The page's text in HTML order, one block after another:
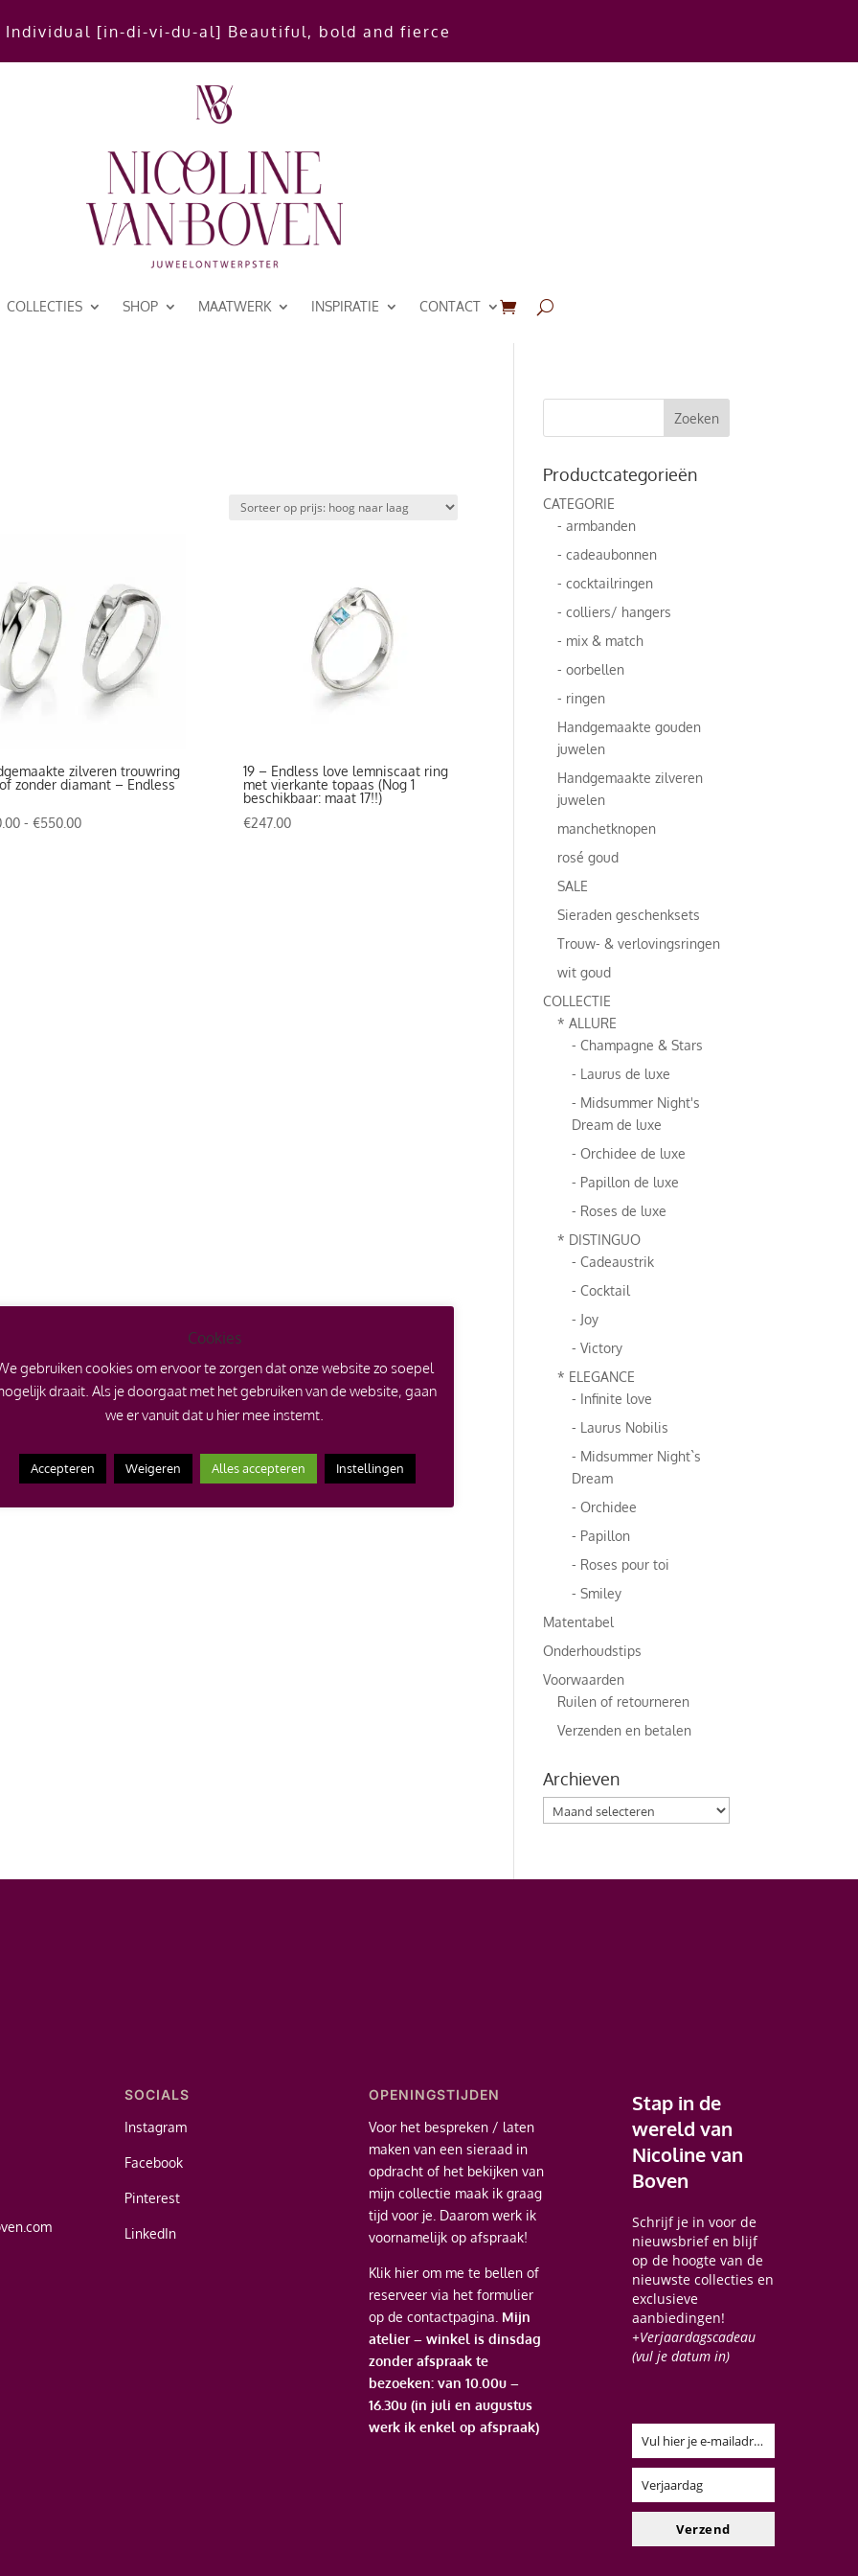
Individual [in-di-vi-du-al] Beautiful, bold and fierce
COLLECTIES SHOP MAATWERK INSPIRATIE CONTACT
zilveren trouwring
zonder diamant – Endless
- €550.00Prijsklasse:
19 – Endless love lemniscaat ring
met vierkante topaas (Nog 1
beschikbaar: maat 17!!)
€247.00
Productcategorieën
CATEGORIE
- armbanden
- cadeaubonnen
- cocktailringen
- colliers/ hangers
- mix & match
- oorbellen
- ringen
Handgemaakte gouden
juwelen
Handgemaakte zilveren
juwelen
manchetknopen
rosé goud
SALE
Sieraden geschenksets
Trouw- & verlovingsringen
wit goud
COLLECTIE
* ALLURE
- Champagne & Stars
- Laurus de luxe
- Midsummer Night's
Dream de luxe
- Orchidee de luxe
- Papillon de luxe
- Roses de luxe
* DISTINGUO
- Cadeaustrik
- Cocktail
- Joy
- Victory
* ELEGANCE
- Infinite love
- Laurus Nobilis
- Midsummer Night`s
Dream
- Orchidee
- Papillon
- Roses pour toi
- Smiley
Matentabel
Onderhoudstips
Voorwaarden
Ruilen of retourneren
Verzenden en betalen
Archieven
Archieven
SOCIALS
Instagram
Facebook
Pinterest
LinkedIn
OPENINGSTIJDEN
Voor het bespreken / laten
maken van een sieraad in
opdracht of het bekijken van
mijn collectie maak ik graag
tijd voor je. Daarom werk ik
voornamelijk op afspraak!
Klik hierom me te bellen of
reserveer via het formulier
op de contactpagina. Mijn
atelier – winkel is dinsdag
zonder afspraak te
bezoeken: van 10.00u –
16.30u (in juli en augustus
werk ik enkel op afspraak)
Stap in de
wereld van
Nicoline van
Boven
Schrijf je in voor de
nieuwsbrief en blijf
op de hoogte van de
nieuwste collecties en
exclusieve
aanbiedingen!
+Verjaardagscadeau
(vul je datum in)
Email
Vul hier je e-mailadres in
Verjaardag
Verjaardag
Verzend
Cookies
gebruiken cookies om ervoor te zorgen dat onze website zo soepel
draait. Als je doorgaat met het gebruiken van de website, gaan
we er vanuit dat u hier mee instemt.
Accepteren Weigeren Alles accepteren Instellingen